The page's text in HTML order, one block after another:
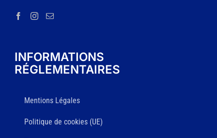
INFORMATIONS
RÉGLEMENTAIRES
Mentions Légales
Politique de cookies (UE)